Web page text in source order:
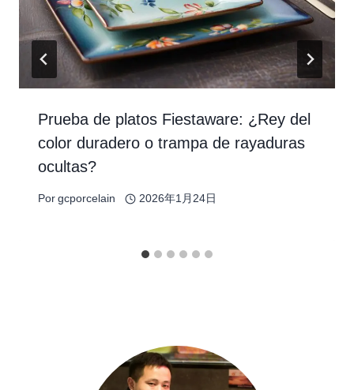
Prueba de platos Fiestaware: ¿Rey del
color duradero o trampa de rayaduras
ocultas?
Porgcporcelain 2026年1月24日